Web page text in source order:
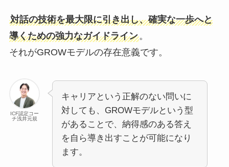
対話の技術を最大限に引き出し、確実な一歩へと
導くための強力なガイドライン。
それがGROWモデルの存在意義です。
ICF認定コー
チ浅井元規
キャリアという正解のない問いに
対しても、GROWモデルという型
があることで、納得感のある答え
を自ら導き出すことが可能になり
ます。